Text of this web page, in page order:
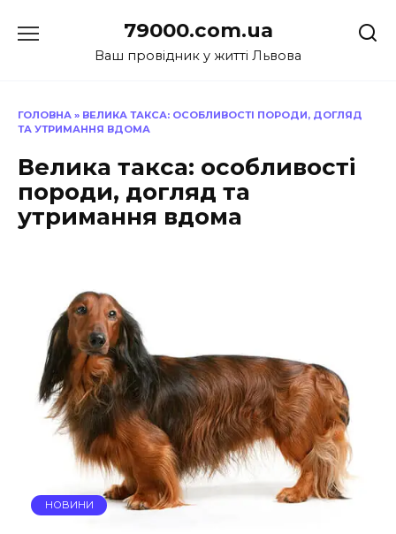
до
79000.com.ua
Ваш провідник у житті Львова
ГОЛОВНА » ВЕЛИКА ТАКСА: ОСОБЛИВОСТІ ПОРОДИ, ДОГЛЯД
ТА УТРИМАННЯ ВДОМА
Велика такса: особливості
породи, догляд та
утримання вдома
НОВИНИ